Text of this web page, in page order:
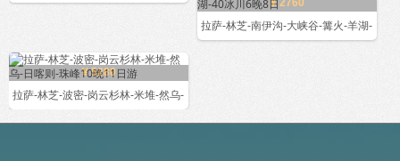
拉萨-林芝-南伊沟-大峡谷-篝火-羊湖-
¥ 5280
拉萨-林芝-波密-岗云杉林-米堆-然乌-